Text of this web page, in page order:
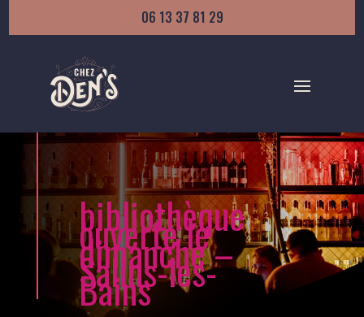
06 13 37 81 29
bibliothèque
ouverte le
dimanche –
Salins-les-
Bains